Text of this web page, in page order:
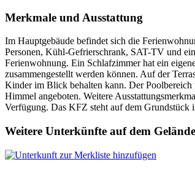
Merkmale und Ausstattung
Im Hauptgebäude befindet sich die
Personen, Kühl-Gefrierschrank, SAT-TV und
Ferienwohnung. Ein Schlafzimmer hat ein
zusammengestellt werden können. Auf der
Kinder im Blick behalten kann. Der Poolbereich
Himmel angeboten. Weitere
Verfügung. Das KFZ steht auf dem Grundstück
Weitere Unterkünfte auf dem Gelände